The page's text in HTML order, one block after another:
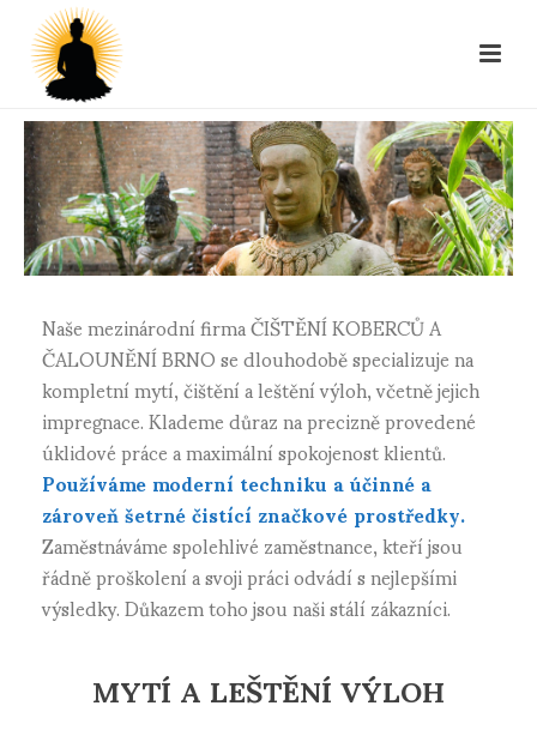
Naše mezinárodní firma ČIŠTĚNÍ KOBERCŮ A
ČALOUNĚNÍ BRNO se dlouhodobě specializuje na
kompletní mytí, čištění a leštění výloh, včetně jejich
impregnace. Klademe důraz na precizně provedené
úklidové práce a maximální spokojenost klientů.
Používáme moderní techniku a účinné a
zároveň šetrné čistící značkové prostředky.
Zaměstnáváme spolehlivé zaměstnance, kteří jsou
řádně proškolení a svoji práci odvádí s nejlepšími
výsledky. Důkazem toho jsou naši stálí zákazníci.
MYTÍ A LEŠTĚNÍ VÝLOH